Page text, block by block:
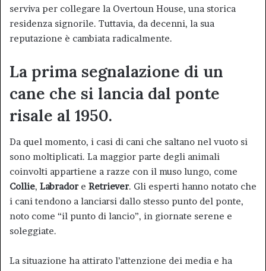
serviva per collegare la Overtoun House, una storica
residenza signorile. Tuttavia, da decenni, la sua
reputazione è cambiata radicalmente.
La prima segnalazione di un
cane che si lancia dal ponte
risale al 1950.
Da quel momento, i casi di cani che saltano nel vuoto si
sono moltiplicati. La maggior parte degli animali
coinvolti appartiene a razze con il muso lungo, come
Collie, Labradore Retriever. Gli esperti hanno notato che
i cani tendono a lanciarsi dallo stesso punto del ponte,
noto come “il punto di lancio”, in giornate serene e
soleggiate.
La situazione ha attirato l’attenzione dei media e ha